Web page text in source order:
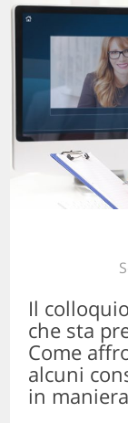
Il
che sta
Come
alcuni
in